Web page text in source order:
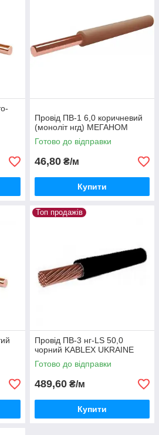
Провід ПВ-1 6,0 коричневий
(моноліт нгд) МЕГАНОМ
Готово до відправки
46,80 ₴/м
Купити
Топ продажів
Провід ПВ-3 нг-LS 50,0
чорний KABLEX UKRAINE
Готово до відправки
489,60 ₴/м
Купити